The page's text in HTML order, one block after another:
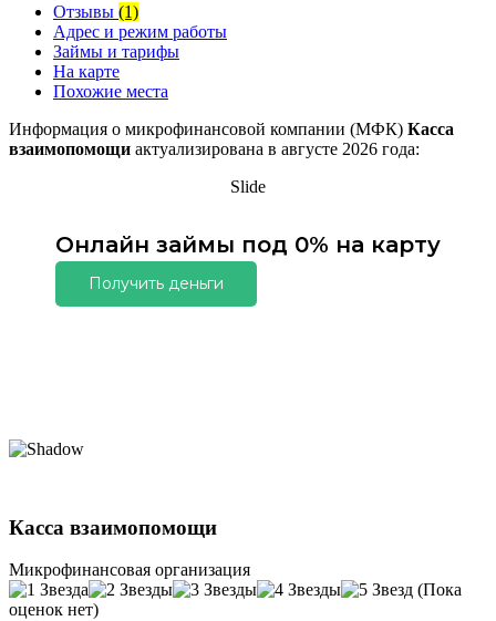
Отзывы (1)
Адрес и режим работы
Займы и тарифы
На карте
Похожие места
Информация о микрофинансовой компании (МФК) Касса
взаимопомощи актуализирована в августе 2026 года:
Slide
Онлайн займы под 0% на карту
Получить деньги
Касса взаимопомощи
Микрофинансовая организация
(Пока
оценок нет)